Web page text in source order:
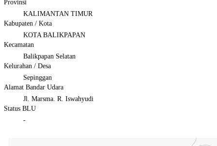
Provinsi
KALIMANTAN TIMUR
Kabupaten / Kota
KOTA BALIKPAPAN
Kecamatan
Balikpapan Selatan
Kelurahan / Desa
Sepinggan
Alamat Bandar Udara
Jl. Marsma. R. Iswahyudi
Status BLU
-